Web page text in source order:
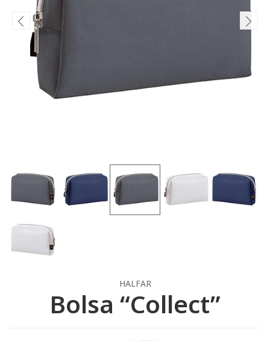
HALFAR
Bolsa “Collect”